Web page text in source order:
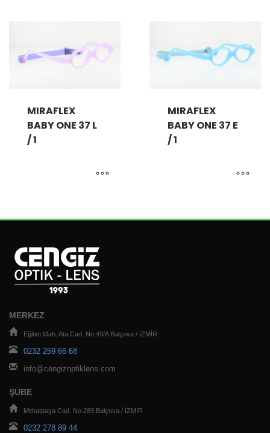
MIRAFLEX
BABY ONE 37 L
/ 1
MIRAFLEX
BABY ONE 37 E
/ 1
MERKEZ
Eğitim Mah. Ata Cad. No:49/A Balçova / İZMİR
0232 259 66 68
info@cengizoptiklens.com
ŞUBE
Mithatpaşa Cad. No:283 Balçova / İZMİR
0232 278 89 44